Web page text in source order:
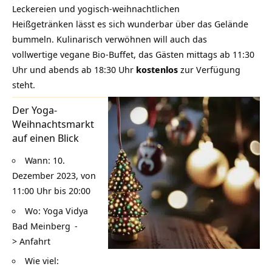
Leckereien und yogisch-weihnachtlichen
Heißgetränken lässt es sich wunderbar über das Gelände
bummeln. Kulinarisch verwöhnen will auch das
vollwertige vegane Bio-Buffet, das Gästen mittags ab 11:30
Uhr und abends ab 18:30 Uhr kostenlos zur Verfügung
steht.
Der Yoga-
Weihnachtsmarkt
auf einen Blick
Wann: 10.
Dezember 2023, von
11:00 Uhr bis 20:00
Wo: Yoga Vidya
Bad Meinberg -
> Anfahrt
Wie viel: